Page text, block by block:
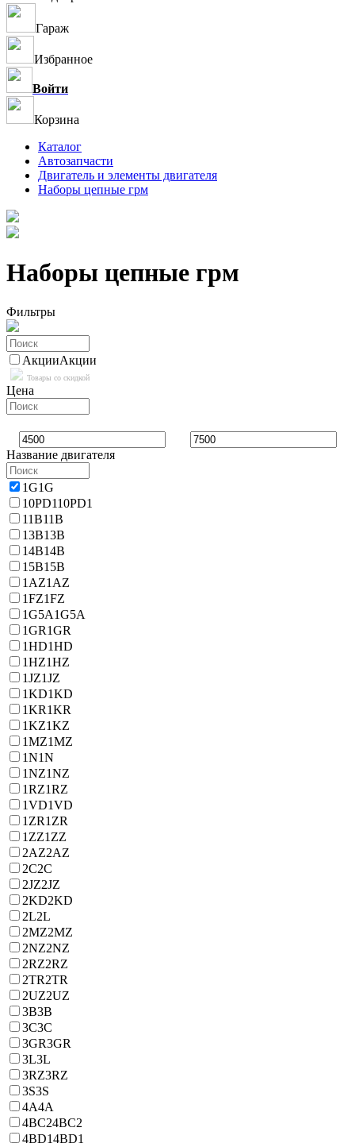
Гараж
Избранное
Войти
Корзина
Каталог
Автозапчасти
Двигатель и элементы двигателя
Наборы цепные грм
Наборы цепные грм
Фильтры
АкцииАкции
Товары со скидкой
Цена
Название двигателя
1G1G
10PD110PD1
11B11B
13B13B
14B14B
15B15B
1AZ1AZ
1FZ1FZ
1G5A1G5A
1GR1GR
1HD1HD
1HZ1HZ
1JZ1JZ
1KD1KD
1KR1KR
1KZ1KZ
1MZ1MZ
1N1N
1NZ1NZ
1RZ1RZ
1VD1VD
1ZR1ZR
1ZZ1ZZ
2AZ2AZ
2C2C
2JZ2JZ
2KD2KD
2L2L
2MZ2MZ
2NZ2NZ
2RZ2RZ
2TR2TR
2UZ2UZ
3B3B
3C3C
3GR3GR
3L3L
3RZ3RZ
3S3S
4A4A
4BC24BC2
4BD14BD1